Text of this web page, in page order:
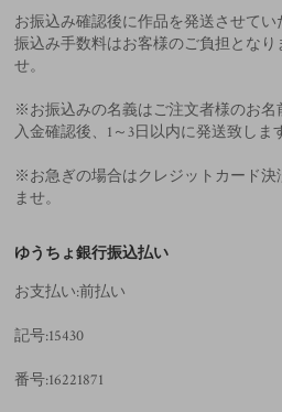
お振込み確認後に作品を発送させてい
振込み手数料はお客様のご負担とな
せ。
※お振込みの名義はご注文者様のお名
入金確認後、1～3日以内に発送致しま
※お急ぎの場合はクレジットカード決
ませ。
ゆうちょ銀行振込払い
お支払い:前払い
記号:15430
番号:16221871